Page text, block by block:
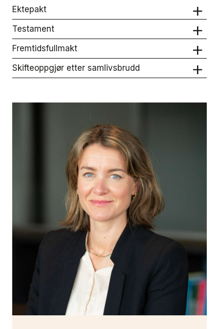
Ektepakt
Testament
Fremtidsfullmakt
Skifteoppgjør etter samlivsbrudd